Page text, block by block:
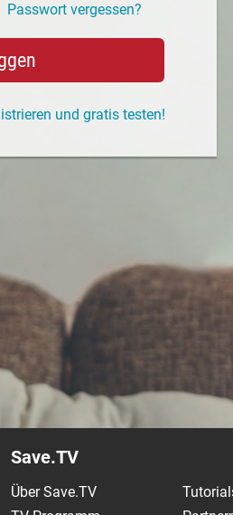
Passwort vergessen?
und gratis testen!
Save.TV
Über Save.TV